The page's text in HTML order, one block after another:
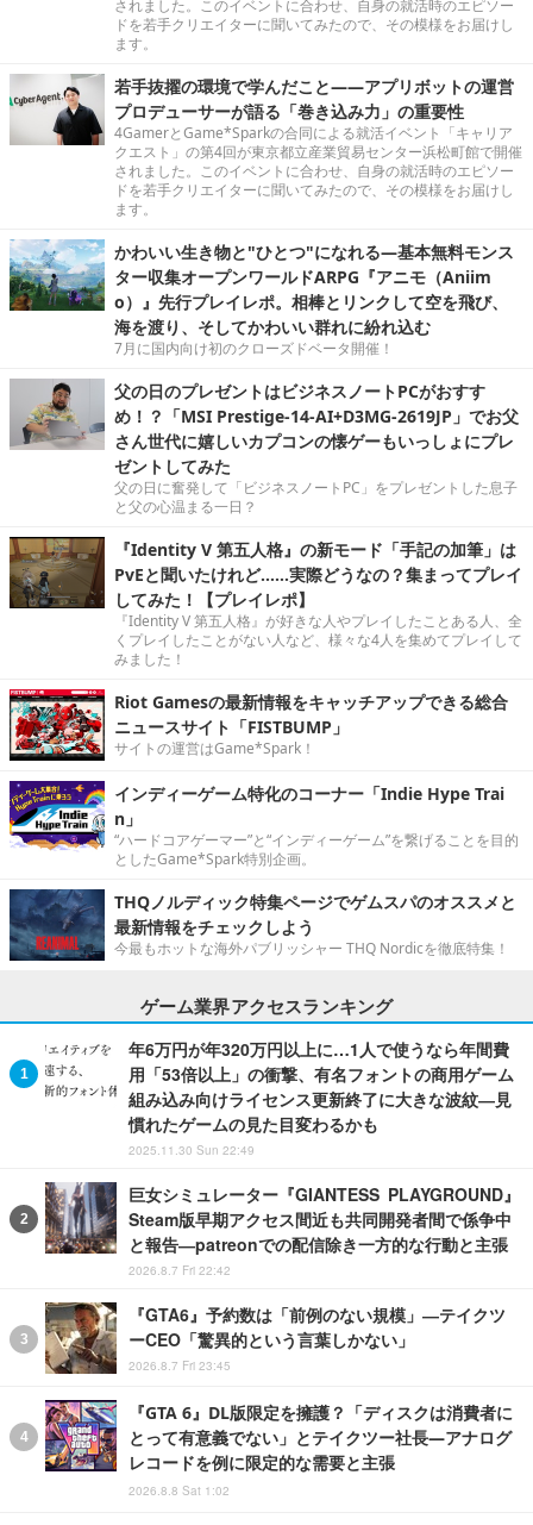
されました。このイベントに合わせ、自身の就活時のエピソー
ドを若手クリエイターに聞いてみたので、その模様をお届けし
ます。
若手抜擢の環境で学んだこと――アプリボットの運営
プロデューサーが語る「巻き込み力」の重要性
4GamerとGame*Sparkの合同による就活イベント「キャリア
クエスト」の第4回が東京都立産業貿易センター浜松町館で開催
されました。このイベントに合わせ、自身の就活時のエピソー
ドを若手クリエイターに聞いてみたので、その模様をお届けし
ます。
かわいい生き物と"ひとつ"になれる―基本無料モンス
ター収集オープンワールドARPG『アニモ（Aniim
o）』先行プレイレポ。相棒とリンクして空を飛び、
海を渡り、そしてかわいい群れに紛れ込む
7月に国内向け初のクローズドベータ開催！
父の日のプレゼントはビジネスノートPCがおすす
め！？「MSI Prestige-14-AI+D3MG-2619JP」でお父
さん世代に嬉しいカプコンの懐ゲーもいっしょにプレ
ゼントしてみた
父の日に奮発して「ビジネスノートPC」をプレゼントした息子
と父の心温まる一日？
『Identity V 第五人格』の新モード「手記の加筆」は
PvEと聞いたけれど……実際どうなの？集まってプレイ
してみた！【プレイレポ】
『Identity V 第五人格』が好きな人やプレイしたことある人、全
くプレイしたことがない人など、様々な4人を集めてプレイして
みました！
Riot Gamesの最新情報をキャッチアップできる総合
ニュースサイト「FISTBUMP」
サイトの運営はGame*Spark！
インディーゲーム特化のコーナー「Indie Hype Trai
n」
“ハードコアゲーマー”と“インディーゲーム”を繋げることを目的
としたGame*Spark特別企画。
THQノルディック特集ページでゲムスパのオススメと
最新情報をチェックしよう
今最もホットな海外パブリッシャー THQ Nordicを徹底特集！
ゲーム業界アクセスランキング
年6万円が年320万円以上に…1人で使うなら年間費
用「53倍以上」の衝撃、有名フォントの商用ゲーム
組み込み向けライセンス更新終了に大きな波紋―見
慣れたゲームの見た目変わるかも
2025.11.30 Sun 22:49
巨女シミュレーター『GIANTESS PLAYGROUND』
Steam版早期アクセス間近も共同開発者間で係争中
と報告―patreonでの配信除き一方的な行動と主張
2026.8.7 Fri 22:42
『GTA6』予約数は「前例のない規模」―テイクツ
ーCEO「驚異的という言葉しかない」
2026.8.7 Fri 23:45
『GTA 6』DL版限定を擁護？「ディスクは消費者に
とって有意義でない」とテイクツー社長―アナログ
レコードを例に限定的な需要と主張
2026.8.8 Sat 1:02